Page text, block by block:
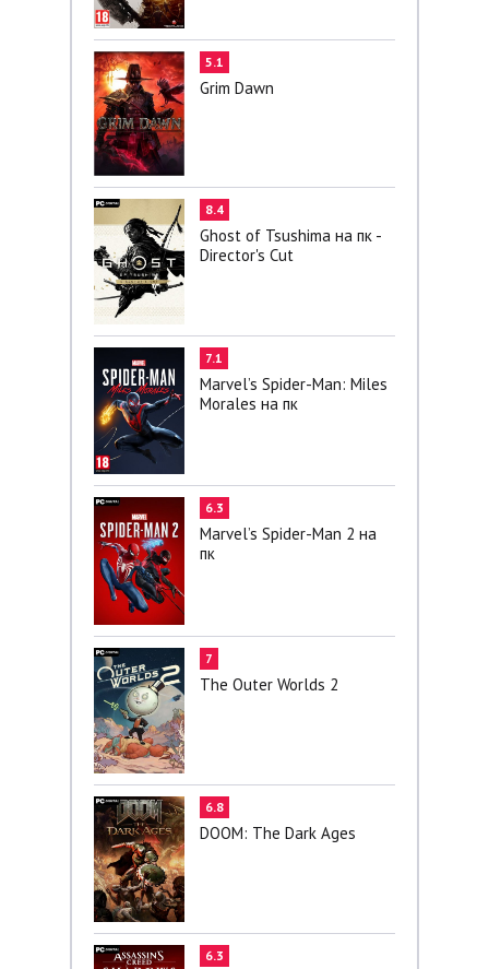
5.1
Grim Dawn
8.4
Ghost of Tsushima на пк -
Director's Cut
7.1
Marvel’s Spider-Man: Miles
Morales на пк
6.3
Marvel’s Spider-Man 2 на
пк
7
The Outer Worlds 2
6.8
DOOM: The Dark Ages
6.3